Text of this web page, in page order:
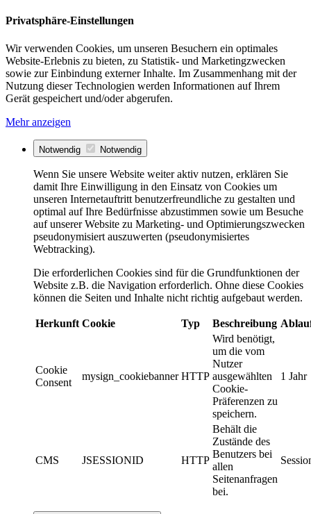
Privatsphäre-Einstellungen
Wir verwenden Cookies, um unseren Besuchern ein optimales
Website-Erlebnis zu bieten, zu Statistik- und Marketingzwecken
sowie zur Einbindung externer Inhalte. Im Zusammenhang mit der
Nutzung dieser Technologien werden Informationen auf Ihrem
Gerät gespeichert und/oder abgerufen.
Mehr anzeigen
Notwendig Notwendig
Wenn Sie unsere Website weiter aktiv nutzen, erklären Sie
damit Ihre Einwilligung in den Einsatz von Cookies um
unseren Internetauftritt benutzerfreundliche zu gestalten und
optimal auf Ihre Bedürfnisse abzustimmen sowie um Besuche
auf unserer Website zu Marketing- und Optimierungszwecken
pseudonymisiert auszuwerten (pseudonymisiertes
Webtracking).
Die erforderlichen Cookies sind für die Grundfunktionen der
Website z.B. die Navigation erforderlich. Ohne diese Cookies
können die Seiten und Inhalte nicht richtig aufgebaut werden.
Herkunft Cookie Typ Beschreibung
Cookie
Consent
mysign_cookiebanner HTTP
Wird benötigt,
um die vom
Nutzer
ausgewählten
Cookie-
Präferenzen zu
speichern.
1 Jahr
CMS JSESSIONID HTTP
Behält die
Zustände des
Benutzers bei
allen
Seitenanfragen
bei.